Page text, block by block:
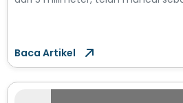
Baca Artikel